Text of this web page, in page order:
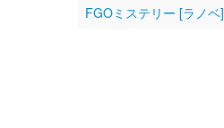
FGOミステリー [ラノベ]